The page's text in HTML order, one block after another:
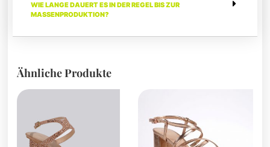
WIE LANGE DAUERT ES IN DER REGEL BIS ZUR
MASSENPRODUKTION?
Ähnliche Produkte